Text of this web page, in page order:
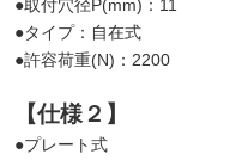
●取付穴径P(mm)：11
●タイプ：自在式
●許容荷重(N)：2200
【仕様２】
●プレート式